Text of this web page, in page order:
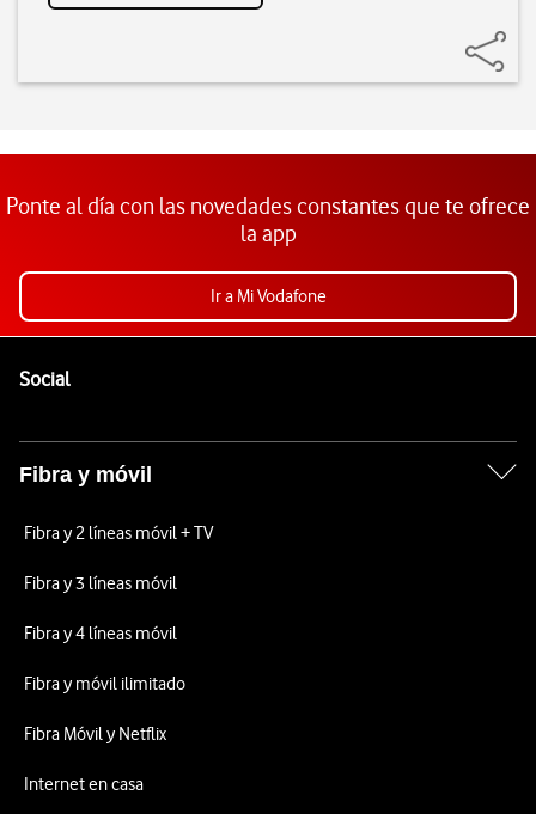
Ponte al día con las novedades constantes que te ofrece
la app
Ir a Mi Vodafone
SocialEnlaces a las redes sociales de Vodafone
Fibra y móvil
Fibra y 2 líneas móvil + TV
Fibra y 3 líneas móvil
Fibra y 4 líneas móvil
Fibra y móvil ilimitado
Fibra Móvil y Netflix
Internet en casa